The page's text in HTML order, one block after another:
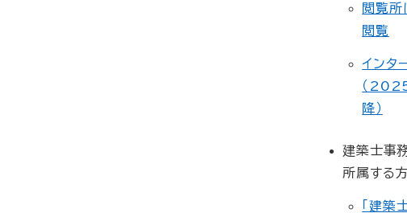
閲覧所
閲覧
インタ
（
降）
建築士事
所属する
「建築